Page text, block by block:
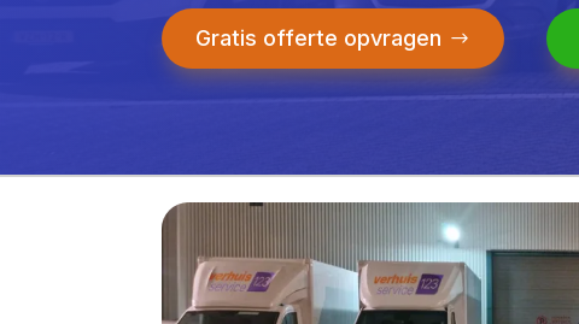
Gratis offerte opvragen